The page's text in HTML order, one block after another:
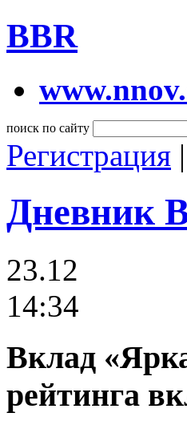
BBR
поиск по сайту
Регистрация |
Дневник
23.12
14:34
Вклад
рейтинга